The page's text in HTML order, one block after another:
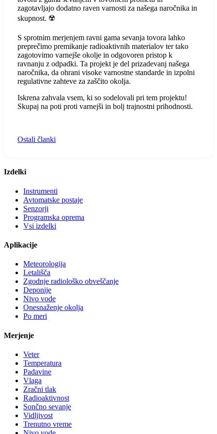
zagotavljajo dodatno raven varnosti za našega naročnika in
skupnost. ☢️
S sprotnim merjenjem ravni gama sevanja tovora lahko
preprečimo premikanje radioaktivnih materialov ter tako
zagotovimo varnejše okolje in odgovoren pristop k
ravnanju z odpadki. Ta projekt je del prizadevanj našega
naročnika, da ohrani visoke varnostne standarde in izpolni
regulativne zahteve za zaščito okolja.
Iskrena zahvala vsem, ki so sodelovali pri tem projektu!
Skupaj na poti proti varnejši in bolj trajnostni prihodnosti.
Ostali članki
Izdelki
Instrumenti
Avtomatske postaje
Senzorji
Programska oprema
Vsi izdelki
Aplikacije
Meteorologija
Letališča
Zgodnje radiološko obveščanje
Deponije
Nivo vode
Onesnaženje okolja
Po meri
Merjenje
Veter
Temperatura
Padavine
Vlaga
Zračni tlak
Radioaktivnost
Sončno sevanje
Vidljivost
Trenutno vreme